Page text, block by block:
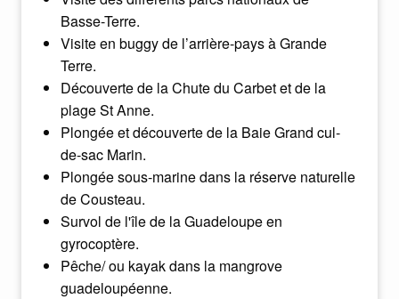
Basse-Terre.
Visite en buggy de l’arrière-pays à Grande
Terre.
Découverte de la Chute du Carbet et de la
plage St Anne.
Plongée et découverte de la Baie Grand cul-
de-sac Marin.
Plongée sous-marine dans la réserve naturelle
de Cousteau.
Survol de l'île de la Guadeloupe en
gyrocoptère.
Pêche/ ou kayak dans la mangrove
guadeloupéenne.